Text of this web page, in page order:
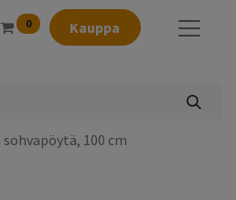
0 Kauppa
sohvapöytä, 100 cm